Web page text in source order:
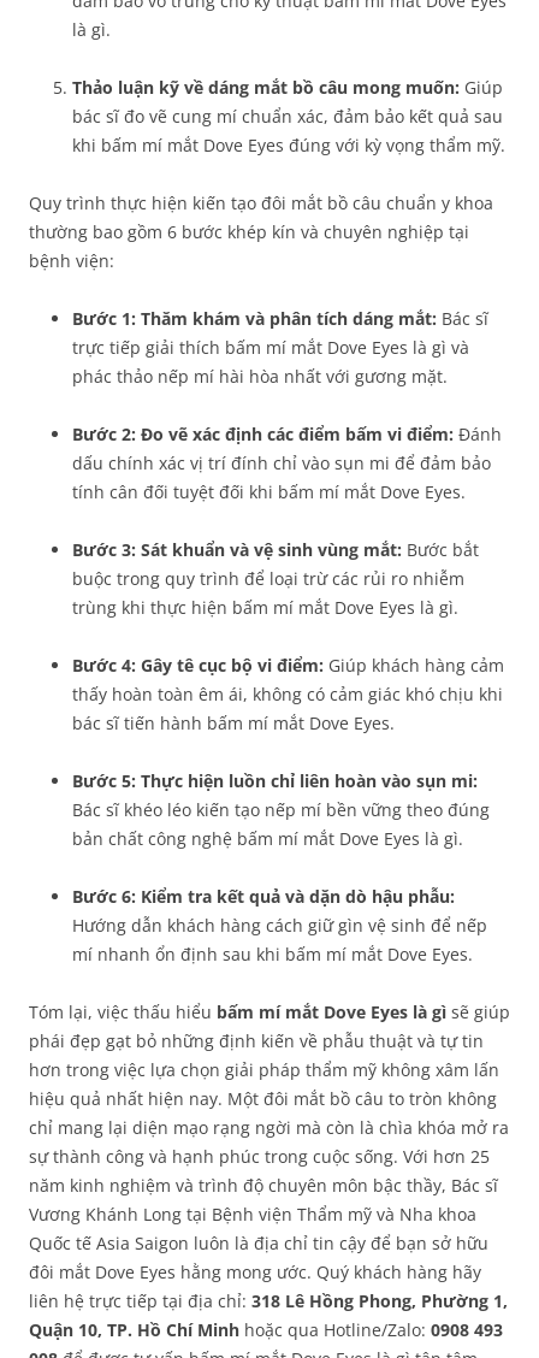
là gì.
Thảo luận kỹ về dáng mắt bồ câu mong muốn: Giúp
bác sĩ đo vẽ cung mí chuẩn xác, đảm bảo kết quả sau
khi bấm mí mắt Dove Eyes đúng với kỳ vọng thẩm mỹ.
Quy trình thực hiện kiến tạo đôi mắt bồ câu chuẩn y khoa
thường bao gồm 6 bước khép kín và chuyên nghiệp tại
bệnh viện:
Bước 1: Thăm khám và phân tích dáng mắt: Bác sĩ
trực tiếp giải thích bấm mí mắt Dove Eyes là gì và
phác thảo nếp mí hài hòa nhất với gương mặt.
Bước 2: Đo vẽ xác định các điểm bấm vi điểm: Đánh
dấu chính xác vị trí đính chỉ vào sụn mi để đảm bảo
tính cân đối tuyệt đối khi bấm mí mắt Dove Eyes.
Bước 3: Sát khuẩn và vệ sinh vùng mắt: Bước bắt
buộc trong quy trình để loại trừ các rủi ro nhiễm
trùng khi thực hiện bấm mí mắt Dove Eyes là gì.
Bước 4: Gây tê cục bộ vi điểm: Giúp khách hàng cảm
thấy hoàn toàn êm ái, không có cảm giác khó chịu khi
bác sĩ tiến hành bấm mí mắt Dove Eyes.
Bước 5: Thực hiện luồn chỉ liên hoàn vào sụn mi:
Bác sĩ khéo léo kiến tạo nếp mí bền vững theo đúng
bản chất công nghệ bấm mí mắt Dove Eyes là gì.
Bước 6: Kiểm tra kết quả và dặn dò hậu phẫu:
Hướng dẫn khách hàng cách giữ gìn vệ sinh để nếp
mí nhanh ổn định sau khi bấm mí mắt Dove Eyes.
Tóm lại, việc thấu hiểu bấm mí mắt Dove Eyes là gì sẽ giúp
phái đẹp gạt bỏ những định kiến về phẫu thuật và tự tin
hơn trong việc lựa chọn giải pháp thẩm mỹ không xâm lấn
hiệu quả nhất hiện nay. Một đôi mắt bồ câu to tròn không
chỉ mang lại diện mạo rạng ngời mà còn là chìa khóa mở ra
sự thành công và hạnh phúc trong cuộc sống. Với hơn 25
năm kinh nghiệm và trình độ chuyên môn bậc thầy, Bác sĩ
Vương Khánh Long tại Bệnh viện Thẩm mỹ và Nha khoa
Quốc tế Asia Saigon luôn là địa chỉ tin cậy để bạn sở hữu
đôi mắt Dove Eyes hằng mong ước. Quý khách hàng hãy
liên hệ trực tiếp tại địa chỉ: 318 Lê Hồng Phong, Phường 1,
Quận 10, TP. Hồ Chí Minh hoặc qua Hotline/Zalo: 0908 493